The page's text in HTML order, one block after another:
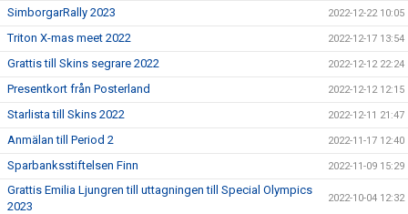
SimborgarRally 2023 2022-12-22 10:05
Triton X-mas meet 2022 2022-12-17 13:54
Grattis till Skins segrare 2022 2022-12-12 22:24
Presentkort från Posterland 2022-12-12 12:15
Starlista till Skins 2022 2022-12-11 21:47
Anmälan till Period 2 2022-11-17 12:40
Sparbanksstiftelsen Finn 2022-11-09 15:29
Grattis Emilia Ljungren till uttagningen till Special Olympics
2023
2022-10-04 12:32